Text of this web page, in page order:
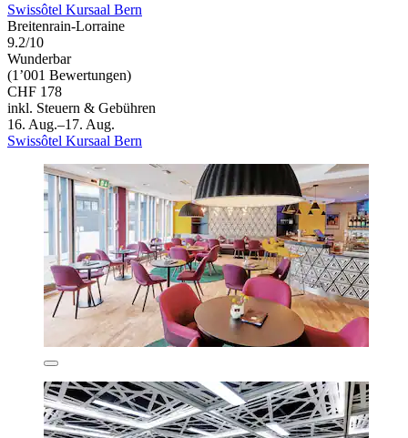
Swissôtel Kursaal Bern
Breitenrain-Lorraine
9.2/10
Wunderbar
(1’001 Bewertungen)
CHF 178
inkl. Steuern & Gebühren
16. Aug.–17. Aug.
Swissôtel Kursaal Bern